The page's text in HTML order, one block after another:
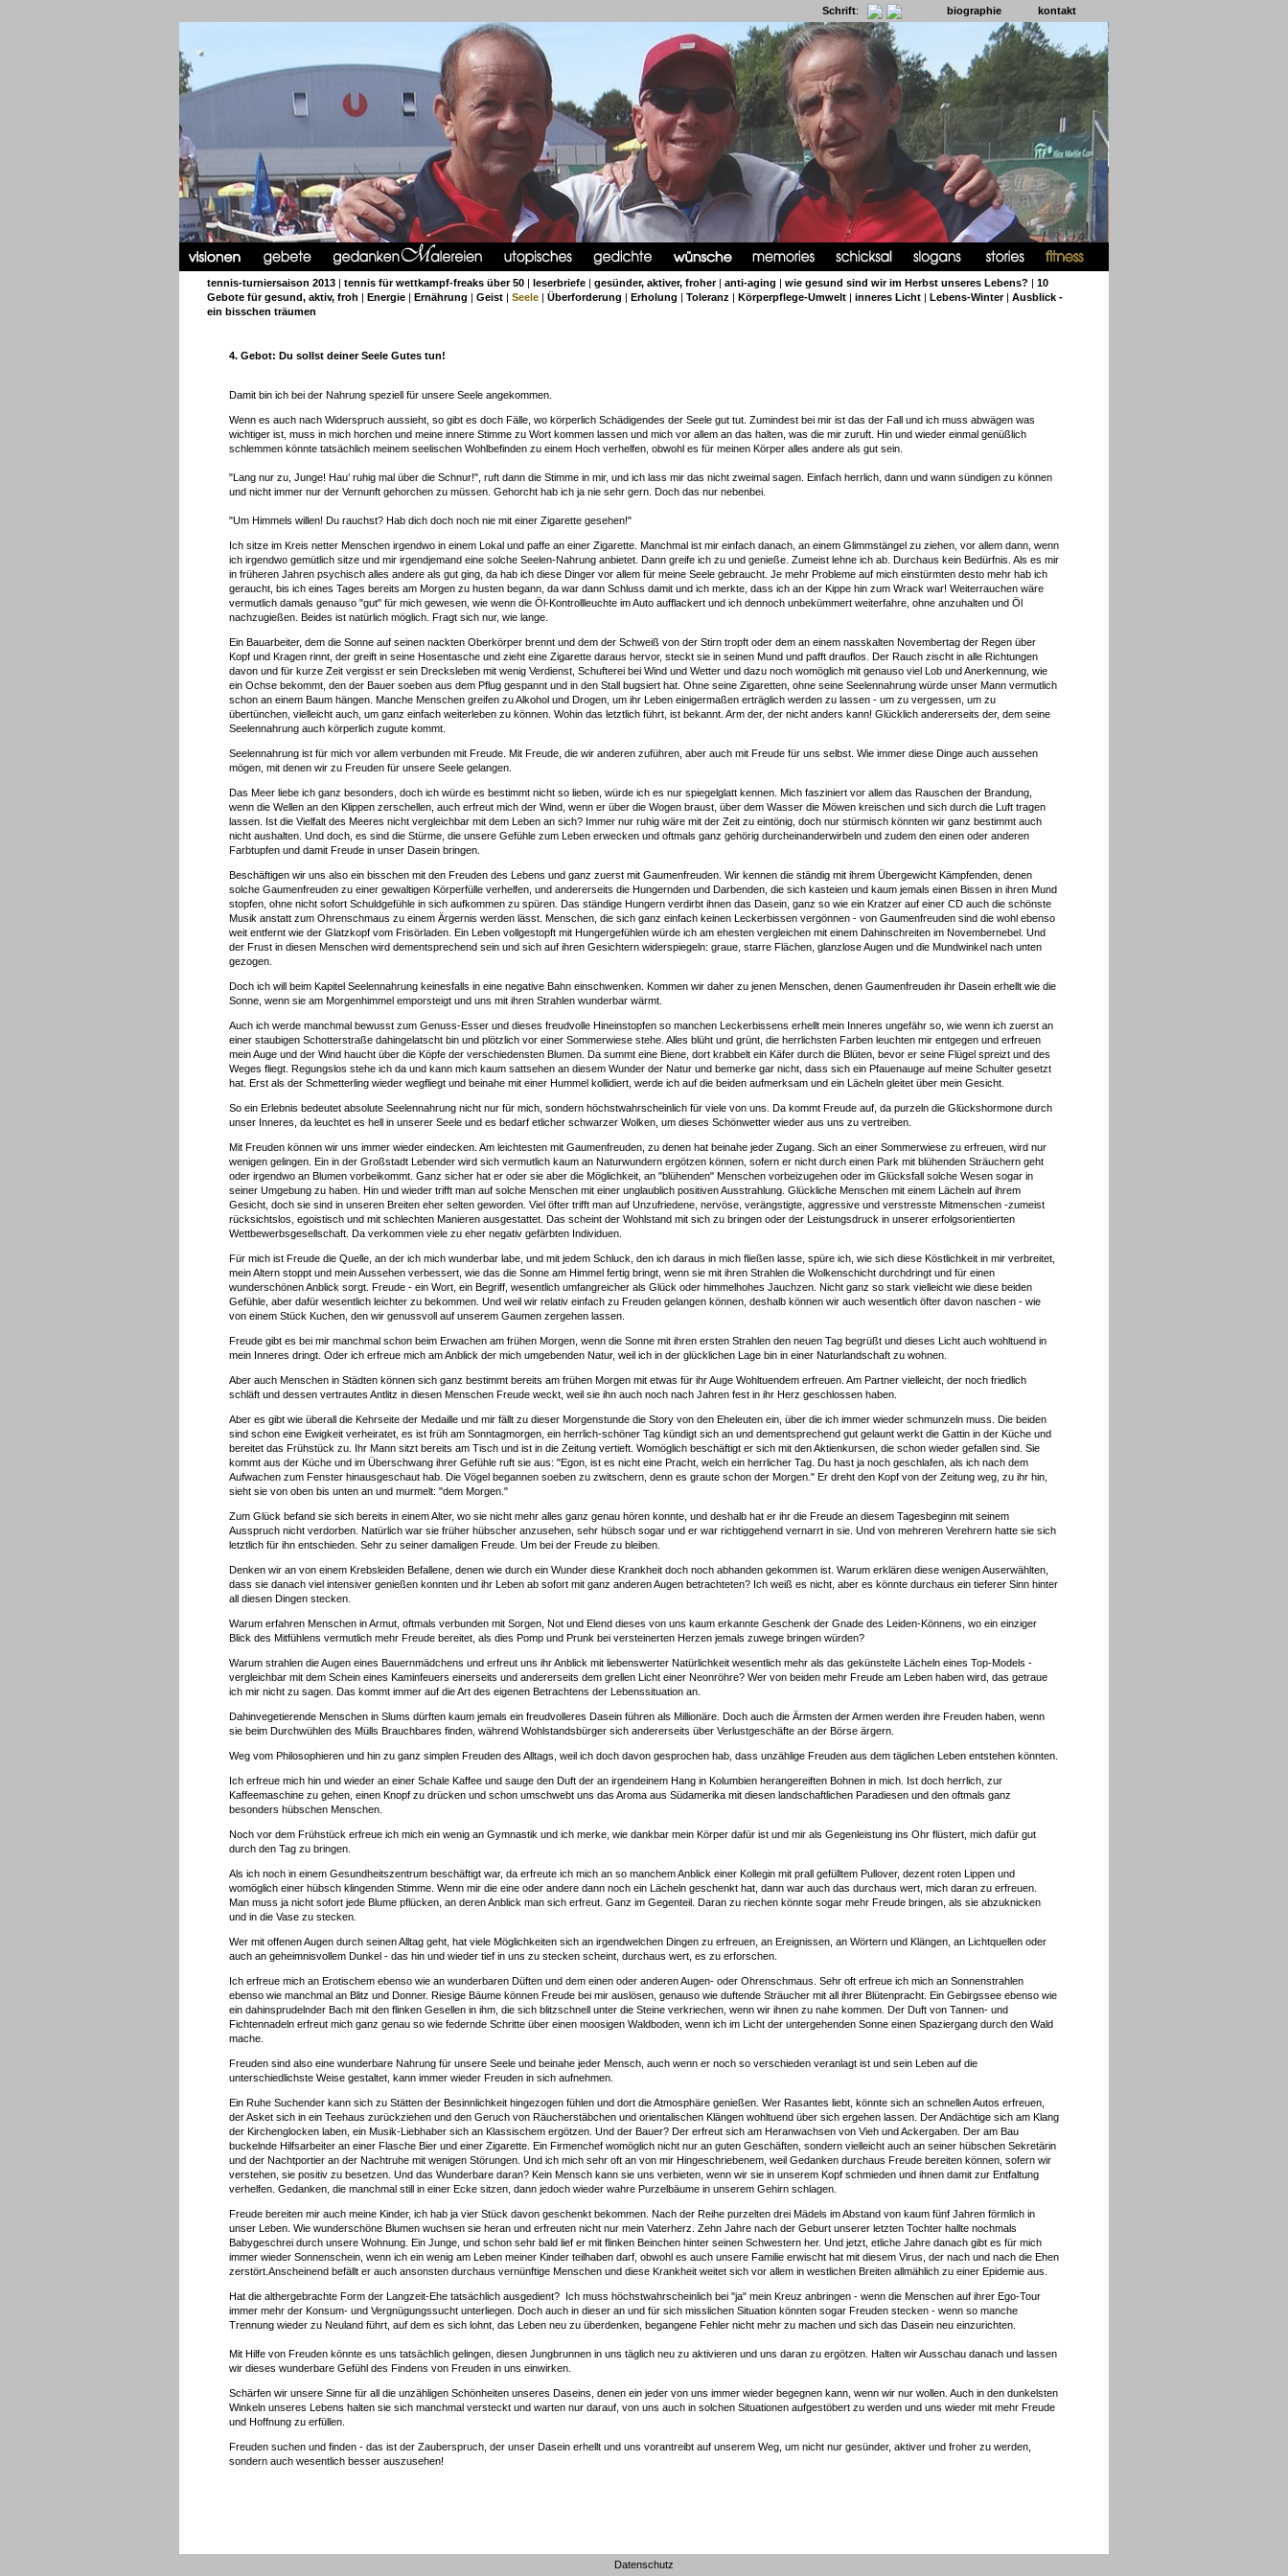
Schrift: biographie kontakt
tennis-turniersaison 2013 |tennis für wettkampf-freaks über 50 |leserbriefe |gesünder, aktiver, froher|anti-aging |wie gesund sind wir im Herbst unseres Lebens? |10
Gebote für gesund, aktiv, froh |Energie |Ernährung |Geist |Seele |Überforderung |Erholung |Toleranz |Körperpflege-Umwelt |inneres Licht |Lebens-Winter|Ausblick -
ein bisschen träumen
4. Gebot: Du sollst deiner Seele Gutes tun!
Damit bin ich bei der Nahrung speziell für unsere Seele angekommen.
Wenn es auch nach Widerspruch aussieht, so gibt es doch Fälle, wo körperlich Schädigendes der Seele gut tut. Zumindest bei mir ist das der Fall und ich muss abwägen was
wichtiger ist, muss in mich horchen und meine innere Stimme zu Wort kommen lassen und mich vor allem an das halten, was die mir zuruft. Hin und wieder einmal genüßlich
schlemmen könnte tatsächlich meinem seelischen Wohlbefinden zu einem Hoch verhelfen, obwohl es für meinen Körper alles andere als gut sein.
"Lang nur zu, Junge! Hau’ ruhig mal über die Schnur!", ruft dann die Stimme in mir, und ich lass mir das nicht zweimal sagen. Einfach herrlich, dann und wann sündigen zu können
und nicht immer nur der Vernunft gehorchen zu müssen. Gehorcht hab ich ja nie sehr gern. Doch das nur nebenbei.
"Um Himmels willen! Du rauchst? Hab dich doch noch nie mit einer Zigarette gesehen!"
Ich sitze im Kreis netter Menschen irgendwo in einem Lokal und paffe an einer Zigarette. Manchmal ist mir einfach danach, an einem Glimmstängel zu ziehen, vor allem dann, wenn
ich irgendwo gemütlich sitze und mir irgendjemand eine solche Seelen-Nahrung anbietet. Dann greife ich zu und genieße. Zumeist lehne ich ab. Durchaus kein Bedürfnis. Als es mir
in früheren Jahren psychisch alles andere als gut ging, da hab ich diese Dinger vor allem für meine Seele gebraucht. Je mehr Probleme auf mich einstürmten desto mehr hab ich
geraucht, bis ich eines Tages bereits am Morgen zu husten begann, da war dann Schluss damit und ich merkte, dass ich an der Kippe hin zum Wrack war! Weiterrauchen wäre
vermutlich damals genauso "gut" für mich gewesen, wie wenn die Öl-Kontrollleuchte im Auto aufflackert und ich dennoch unbekümmert weiterfahre, ohne anzuhalten und Öl
nachzugießen. Beides ist natürlich möglich. Fragt sich nur, wie lange.
Ein Bauarbeiter, dem die Sonne auf seinen nackten Oberkörper brennt und dem der Schweiß von der Stirn tropft oder dem an einem nasskalten Novembertag der Regen über
Kopf und Kragen rinnt, der greift in seine Hosentasche und zieht eine Zigarette daraus hervor, steckt sie in seinen Mund und pafft drauflos. Der Rauch zischt in alle Richtungen
davon und für kurze Zeit vergisst er sein Drecksleben mit wenig Verdienst, Schufterei bei Wind und Wetter und dazu noch womöglich mit genauso viel Lob und Anerkennung, wie
ein Ochse bekommt, den der Bauer soeben aus dem Pflug gespannt und in den Stall bugsiert hat. Ohne seine Zigaretten, ohne seine Seelennahrung würde unser Mann vermutlich
schon an einem Baum hängen. Manche Menschen greifen zu Alkohol und Drogen, um ihr Leben einigermaßen erträglich werden zu lassen - um zu vergessen, um zu
übertünchen, vielleicht auch, um ganz einfach weiterleben zu können. Wohin das letztlich führt, ist bekannt. Arm der, der nicht anders kann! Glücklich andererseits der, dem seine
Seelennahrung auch körperlich zugute kommt.
Seelennahrung ist für mich vor allem verbunden mit Freude. Mit Freude, die wir anderen zuführen, aber auch mit Freude für uns selbst. Wie immer diese Dinge auch aussehen
mögen, mit denen wir zu Freuden für unsere Seele gelangen.
Das Meer liebe ich ganz besonders, doch ich würde es bestimmt nicht so lieben, würde ich es nur spiegelglatt kennen. Mich fasziniert vor allem das Rauschen der Brandung,
wenn die Wellen an den Klippen zerschellen, auch erfreut mich der Wind, wenn er über die Wogen braust, über dem Wasser die Möwen kreischen und sich durch die Luft tragen
lassen. Ist die Vielfalt des Meeres nicht vergleichbar mit dem Leben an sich? Immer nur ruhig wäre mit der Zeit zu eintönig, doch nur stürmisch könnten wir ganz bestimmt auch
nicht aushalten. Und doch, es sind die Stürme, die unsere Gefühle zum Leben erwecken und oftmals ganz gehörig durcheinanderwirbeln und zudem den einen oder anderen
Farbtupfen und damit Freude in unser Dasein bringen.
Beschäftigen wir uns also ein bisschen mit den Freuden des Lebens und ganz zuerst mit Gaumenfreuden. Wir kennen die ständig mit ihrem Übergewicht Kämpfenden, denen
solche Gaumenfreuden zu einer gewaltigen Körperfülle verhelfen, und andererseits die Hungernden und Darbenden, die sich kasteien und kaum jemals einen Bissen in ihren Mund
stopfen, ohne nicht sofort Schuldgefühle in sich aufkommen zu spüren. Das ständige Hungern verdirbt ihnen das Dasein, ganz so wie ein Kratzer auf einer CD auch die schönste
Musik anstatt zum Ohrenschmaus zu einem Ärgernis werden lässt. Menschen, die sich ganz einfach keinen Leckerbissen vergönnen - von Gaumenfreuden sind die wohl ebenso
weit entfernt wie der Glatzkopf vom Frisörladen. Ein Leben vollgestopft mit Hungergefühlen würde ich am ehesten vergleichen mit einem Dahinschreiten im Novembernebel. Und
der Frust in diesen Menschen wird dementsprechend sein und sich auf ihren Gesichtern widerspiegeln: graue, starre Flächen, glanzlose Augen und die Mundwinkel nach unten
gezogen.
Doch ich will beim Kapitel Seelennahrung keinesfalls in eine negative Bahn einschwenken. Kommen wir daher zu jenen Menschen, denen Gaumenfreuden ihr Dasein erhellt wie die
Sonne, wenn sie am Morgenhimmel emporsteigt und uns mit ihren Strahlen wunderbar wärmt.
Auch ich werde manchmal bewusst zum Genuss-Esser und dieses freudvolle Hineinstopfen so manchen Leckerbissens erhellt mein Inneres ungefähr so, wie wenn ich zuerst an
einer staubigen Schotterstraße dahingelatscht bin und plötzlich vor einer Sommerwiese stehe. Alles blüht und grünt, die herrlichsten Farben leuchten mir entgegen und erfreuen
mein Auge und der Wind haucht über die Köpfe der verschiedensten Blumen. Da summt eine Biene, dort krabbelt ein Käfer durch die Blüten, bevor er seine Flügel spreizt und des
Weges fliegt. Regungslos stehe ich da und kann mich kaum sattsehen an diesem Wunder der Natur und bemerke gar nicht, dass sich ein Pfauenauge auf meine Schulter gesetzt
hat. Erst als der Schmetterling wieder wegfliegt und beinahe mit einer Hummel kollidiert, werde ich auf die beiden aufmerksam und ein Lächeln gleitet über mein Gesicht.
So ein Erlebnis bedeutet absolute Seelennahrung nicht nur für mich, sondern höchstwahrscheinlich für viele von uns. Da kommt Freude auf, da purzeln die Glückshormone durch
unser Inneres, da leuchtet es hell in unserer Seele und es bedarf etlicher schwarzer Wolken, um dieses Schönwetter wieder aus uns zu vertreiben.
Mit Freuden können wir uns immer wieder eindecken. Am leichtesten mit Gaumenfreuden, zu denen hat beinahe jeder Zugang. Sich an einer Sommerwiese zu erfreuen, wird nur
wenigen gelingen. Ein in der Großstadt Lebender wird sich vermutlich kaum an Naturwundern ergötzen können, sofern er nicht durch einen Park mit blühenden Sträuchern geht
oder irgendwo an Blumen vorbeikommt. Ganz sicher hat er oder sie aber die Möglichkeit, an "blühenden" Menschen vorbeizugehen oder im Glücksfall solche Wesen sogar in
seiner Umgebung zu haben. Hin und wieder trifft man auf solche Menschen mit einer unglaublich positiven Ausstrahlung. Glückliche Menschen mit einem Lächeln auf ihrem
Gesicht, doch sie sind in unseren Breiten eher selten geworden. Viel öfter trifft man auf Unzufriedene, nervöse, verängstigte, aggressive und verstresste Mitmenschen -zumeist
rücksichtslos, egoistisch und mit schlechten Manieren ausgestattet. Das scheint der Wohlstand mit sich zu bringen oder der Leistungsdruck in unserer erfolgsorientierten
Wettbewerbsgesellschaft. Da verkommen viele zu eher negativ gefärbten Individuen.
Für mich ist Freude die Quelle, an der ich mich wunderbar labe, und mit jedem Schluck, den ich daraus in mich fließen lasse, spüre ich, wie sich diese Köstlichkeit in mir verbreitet,
mein Altern stoppt und mein Aussehen verbessert, wie das die Sonne am Himmel fertig bringt, wenn sie mit ihren Strahlen die Wolkenschicht durchdringt und für einen
wunderschönen Anblick sorgt. Freude - ein Wort, ein Begriff, wesentlich umfangreicher als Glück oder himmelhohes Jauchzen. Nicht ganz so stark vielleicht wie diese beiden
Gefühle, aber dafür wesentlich leichter zu bekommen. Und weil wir relativ einfach zu Freuden gelangen können, deshalb können wir auch wesentlich öfter davon naschen - wie
von einem Stück Kuchen, den wir genussvoll auf unserem Gaumen zergehen lassen.
Freude gibt es bei mir manchmal schon beim Erwachen am frühen Morgen, wenn die Sonne mit ihren ersten Strahlen den neuen Tag begrüßt und dieses Licht auch wohltuend in
mein Inneres dringt. Oder ich erfreue mich am Anblick der mich umgebenden Natur, weil ich in der glücklichen Lage bin in einer Naturlandschaft zu wohnen.
Aber auch Menschen in Städten können sich ganz bestimmt bereits am frühen Morgen mit etwas für ihr Auge Wohltuendem erfreuen. Am Partner vielleicht, der noch friedlich
schläft und dessen vertrautes Antlitz in diesen Menschen Freude weckt, weil sie ihn auch noch nach Jahren fest in ihr Herz geschlossen haben.
Aber es gibt wie überall die Kehrseite der Medaille und mir fällt zu dieser Morgenstunde die Story von den Eheleuten ein, über die ich immer wieder schmunzeln muss. Die beiden
sind schon eine Ewigkeit verheiratet, es ist früh am Sonntagmorgen, ein herrlich-schöner Tag kündigt sich an und dementsprechend gut gelaunt werkt die Gattin in der Küche und
bereitet das Frühstück zu. Ihr Mann sitzt bereits am Tisch und ist in die Zeitung vertieft. Womöglich beschäftigt er sich mit den Aktienkursen, die schon wieder gefallen sind. Sie
kommt aus der Küche und im Überschwang ihrer Gefühle ruft sie aus: "Egon, ist es nicht eine Pracht, welch ein herrlicher Tag. Du hast ja noch geschlafen, als ich nach dem
Aufwachen zum Fenster hinausgeschaut hab. Die Vögel begannen soeben zu zwitschern, denn es graute schon der Morgen." Er dreht den Kopf von der Zeitung weg, zu ihr hin,
sieht sie von oben bis unten an und murmelt: "dem Morgen."
Zum Glück befand sie sich bereits in einem Alter, wo sie nicht mehr alles ganz genau hören konnte, und deshalb hat er ihr die Freude an diesem Tagesbeginn mit seinem
Ausspruch nicht verdorben. Natürlich war sie früher hübscher anzusehen, sehr hübsch sogar und er war richtiggehend vernarrt in sie. Und von mehreren Verehrern hatte sie sich
letztlich für ihn entschieden. Sehr zu seiner damaligen Freude. Um bei der Freude zu bleiben.
Denken wir an von einem Krebsleiden Befallene, denen wie durch ein Wunder diese Krankheit doch noch abhanden gekommen ist. Warum erklären diese wenigen Auserwählten,
dass sie danach viel intensiver genießen konnten und ihr Leben ab sofort mit ganz anderen Augen betrachteten? Ich weiß es nicht, aber es könnte durchaus ein tieferer Sinn hinter
all diesen Dingen stecken.
Warum erfahren Menschen in Armut, oftmals verbunden mit Sorgen, Not und Elend dieses von uns kaum erkannte Geschenk der Gnade des Leiden-Könnens, wo ein einziger
Blick des Mitfühlens vermutlich mehr Freude bereitet, als dies Pomp und Prunk bei versteinerten Herzen jemals zuwege bringen würden?
Warum strahlen die Augen eines Bauernmädchens und erfreut uns ihr Anblick mit liebenswerter Natürlichkeit wesentlich mehr als das gekünstelte Lächeln eines Top-Models -
vergleichbar mit dem Schein eines Kaminfeuers einerseits und andererseits dem grellen Licht einer Neonröhre? Wer von beiden mehr Freude am Leben haben wird, das getraue
ich mir nicht zu sagen. Das kommt immer auf die Art des eigenen Betrachtens der Lebenssituation an.
Dahinvegetierende Menschen in Slums dürften kaum jemals ein freudvolleres Dasein führen als Millionäre. Doch auch die Ärmsten der Armen werden ihre Freuden haben, wenn
sie beim Durchwühlen des Mülls Brauchbares finden, während Wohlstandsbürger sich andererseits über Verlustgeschäfte an der Börse ärgern.
Weg vom Philosophieren und hin zu ganz simplen Freuden des Alltags, weil ich doch davon gesprochen hab, dass unzählige Freuden aus dem täglichen Leben entstehen könnten.
Ich erfreue mich hin und wieder an einer Schale Kaffee und sauge den Duft der an irgendeinem Hang in Kolumbien herangereiften Bohnen in mich. Ist doch herrlich, zur
Kaffeemaschine zu gehen, einen Knopf zu drücken und schon umschwebt uns das Aroma aus Südamerika mit diesen landschaftlichen Paradiesen und den oftmals ganz
besonders hübschen Menschen.
Noch vor dem Frühstück erfreue ich mich ein wenig an Gymnastik und ich merke, wie dankbar mein Körper dafür ist und mir als Gegenleistung ins Ohr flüstert, mich dafür gut
durch den Tag zu bringen.
Als ich noch in einem Gesundheitszentrum beschäftigt war, da erfreute ich mich an so manchem Anblick einer Kollegin mit prall gefülltem Pullover, dezent roten Lippen und
womöglich einer hübsch klingenden Stimme. Wenn mir die eine oder andere dann noch ein Lächeln geschenkt hat, dann war auch das durchaus wert, mich daran zu erfreuen.
Man muss ja nicht sofort jede Blume pflücken, an deren Anblick man sich erfreut. Ganz im Gegenteil. Daran zu riechen könnte sogar mehr Freude bringen, als sie abzuknicken
und in die Vase zu stecken.
Wer mit offenen Augen durch seinen Alltag geht, hat viele Möglichkeiten sich an irgendwelchen Dingen zu erfreuen, an Ereignissen, an Wörtern und Klängen, an Lichtquellen oder
auch an geheimnisvollem Dunkel - das hin und wieder tief in uns zu stecken scheint, durchaus wert, es zu erforschen.
Ich erfreue mich an Erotischem ebenso wie an wunderbaren Düften und dem einen oder anderen Augen- oder Ohrenschmaus. Sehr oft erfreue ich mich an Sonnenstrahlen
ebenso wie manchmal an Blitz und Donner. Riesige Bäume können Freude bei mir auslösen, genauso wie duftende Sträucher mit all ihrer Blütenpracht. Ein Gebirgssee ebenso wie
ein dahinsprudelnder Bach mit den flinken Gesellen in ihm, die sich blitzschnell unter die Steine verkriechen, wenn wir ihnen zu nahe kommen. Der Duft von Tannen- und
Fichtennadeln erfreut mich ganz genau so wie federnde Schritte über einen moosigen Waldboden, wenn ich im Licht der untergehenden Sonne einen Spaziergang durch den Wald
mache.
Freuden sind also eine wunderbare Nahrung für unsere Seele und beinahe jeder Mensch, auch wenn er noch so verschieden veranlagt ist und sein Leben auf die
unterschiedlichste Weise gestaltet, kann immer wieder Freuden in sich aufnehmen.
Ein Ruhe Suchender kann sich zu Stätten der Besinnlichkeit hingezogen fühlen und dort die Atmosphäre genießen. Wer Rasantes liebt, könnte sich an schnellen Autos erfreuen,
der Asket sich in ein Teehaus zurückziehen und den Geruch von Räucherstäbchen und orientalischen Klängen wohltuend über sich ergehen lassen. Der Andächtige sich am Klang
der Kirchenglocken laben, ein Musik-Liebhaber sich an Klassischem ergötzen. Und der Bauer? Der erfreut sich am Heranwachsen von Vieh und Ackergaben. Der am Bau
buckelnde Hilfsarbeiter an einer Flasche Bier und einer Zigarette. Ein Firmenchef womöglich nicht nur an guten Geschäften, sondern vielleicht auch an seiner hübschen Sekretärin
und der Nachtportier an der Nachtruhe mit wenigen Störungen. Und ich mich sehr oft an von mir Hingeschriebenem, weil Gedanken durchaus Freude bereiten können, sofern wir
verstehen, sie positiv zu besetzen. Und das Wunderbare daran? Kein Mensch kann sie uns verbieten, wenn wir sie in unserem Kopf schmieden und ihnen damit zur Entfaltung
verhelfen. Gedanken, die manchmal still in einer Ecke sitzen, dann jedoch wieder wahre Purzelbäume in unserem Gehirn schlagen.
Freude bereiten mir auch meine Kinder, ich hab ja vier Stück davon geschenkt bekommen. Nach der Reihe purzelten drei Mädels im Abstand von kaum fünf Jahren förmlich in
unser Leben. Wie wunderschöne Blumen wuchsen sie heran und erfreuten nicht nur mein Vaterherz. Zehn Jahre nach der Geburt unserer letzten Tochter hallte nochmals
Babygeschrei durch unsere Wohnung. Ein Junge, und schon sehr bald lief er mit flinken Beinchen hinter seinen Schwestern her. Und jetzt, etliche Jahre danach gibt es für mich
immer wieder Sonnenschein, wenn ich ein wenig am Leben meiner Kinder teilhaben darf, obwohl es auch unsere Familie erwischt hat mit diesem Virus, der nach und nach die Ehen
zerstört.Anscheinend befällt er auch ansonsten durchaus vernünftige Menschen und diese Krankheit weitet sich vor allem in westlichen Breiten allmählich zu einer Epidemie aus.
Hat die althergebrachte Form der Langzeit-Ehe tatsächlich ausgedient? Ich muss höchstwahrscheinlich bei "ja" mein Kreuz anbringen - wenn die Menschen auf ihrer Ego-Tour
immer mehr der Konsum- und Vergnügungssucht unterliegen. Doch auch in dieser an und für sich misslichen Situation könnten sogar Freuden stecken - wenn so manche
Trennung wieder zu Neuland führt, auf dem es sich lohnt, das Leben neu zu überdenken, begangene Fehler nicht mehr zu machen und sich das Dasein neu einzurichten.
Mit Hilfe von Freuden könnte es uns tatsächlich gelingen, diesen Jungbrunnen in uns täglich neu zu aktivieren und uns daran zu ergötzen. Halten wir Ausschau danach und lassen
wir dieses wunderbare Gefühl des Findens von Freuden in uns einwirken.
Schärfen wir unsere Sinne für all die unzähligen Schönheiten unseres Daseins, denen ein jeder von uns immer wieder begegnen kann, wenn wir nur wollen. Auch in den dunkelsten
Winkeln unseres Lebens halten sie sich manchmal versteckt und warten nur darauf, von uns auch in solchen Situationen aufgestöbert zu werden und uns wieder mit mehr Freude
und Hoffnung zu erfüllen.
Freuden suchen und finden - das ist der Zauberspruch, der unser Dasein erhellt und uns vorantreibt auf unserem Weg, um nicht nur gesünder, aktiver und froher zu werden,
sondern auch wesentlich besser auszusehen!
Datenschutz